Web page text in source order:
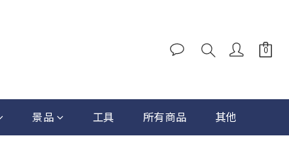
景品 工具 所有商品 其他